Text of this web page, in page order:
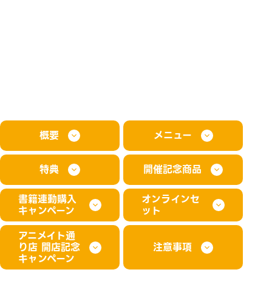
概要 メニュー
特典
開催記念商品
書籍連動購入
キャンペーン
オンラインセ
ット
アニメイト通
り店 開店記念
キャンペーン
注意事項